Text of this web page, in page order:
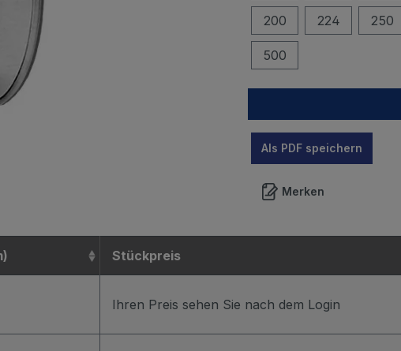
200 224 250
500
Als PDF speichern
Merken
Stückpreis
Ihren Preis sehen Sie nach dem Login